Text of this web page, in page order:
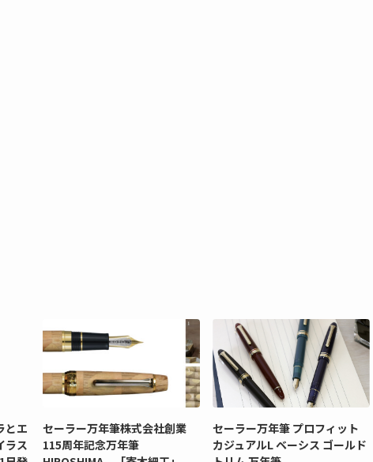
とエ
ラス
セーラー万年筆株式会社創業
115周年記念万年筆
セーラー万年筆 プロフィット
カジュアルL ベーシス ゴールド